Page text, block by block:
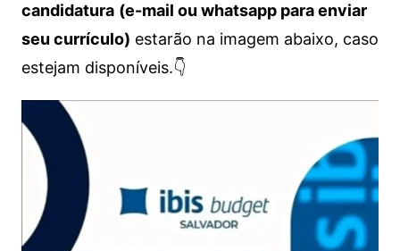
candidatura (e-mail ou whatsapp para enviar
seu currículo) estarão na imagem abaixo, caso
estejam disponíveis.👇